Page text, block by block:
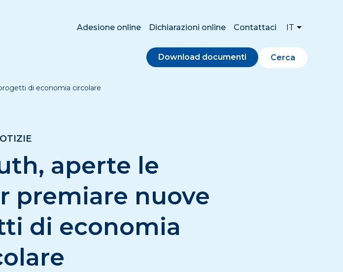
Adesione online Dichiarazioni online Contattaci IT
Download documenti Cerca
di economia circolare
aperte le
premiare nuove
di economia